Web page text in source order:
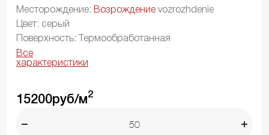
Месторождение: Возрождение vozrozhdenie
Цвет: серый
Поверхность: Термообработанная
Все
характеристики
15200руб/м2